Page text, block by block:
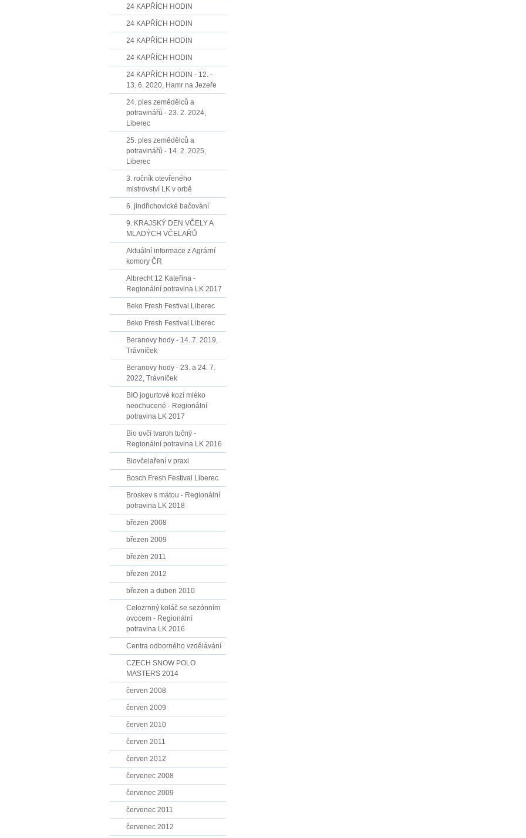
24 KAPŘÍCH HODIN
24 KAPŘÍCH HODIN
24 KAPŘÍCH HODIN
24 KAPŘÍCH HODIN
24 KAPŘÍCH HODIN - 12. -
13. 6. 2020, Hamr na Jezeře
24. ples zemědělců a
potravinářů - 23. 2. 2024,
Liberec
25. ples zemědělců a
potravinářů - 14. 2. 2025,
Liberec
3. ročník otevřeného
mistrovství LK v orbě
6. jindřichovické bačování
9. KRAJSKÝ DEN VČELY A
MLADÝCH VČELAŘŮ
Aktuální informace z Agrární
komory ČR
Albrecht 12 Kateřina -
Regionální potravina LK 2017
Beko Fresh Festival Liberec
Beko Fresh Festival Liberec
Beranovy hody - 14. 7. 2019,
Trávníček
Beranovy hody - 23. a 24. 7.
2022, Trávníček
BIO jogurtové kozí mléko
neochucené - Regionální
potravina LK 2017
Bio ovčí tvaroh tučný -
Regionální potravina LK 2016
Biovčelaření v praxi
Bosch Fresh Festival Liberec
Broskev s mátou - Regionální
potravina LK 2018
březen 2008
březen 2009
březen 2011
březen 2012
březen a duben 2010
Celozrnný koláč se sezónním
ovocem - Regionální
potravina LK 2016
Centra odborného vzdělávání
CZECH SNOW POLO
MASTERS 2014
červen 2008
červen 2009
červen 2010
červen 2011
červen 2012
červenec 2008
červenec 2009
červenec 2011
červenec 2012